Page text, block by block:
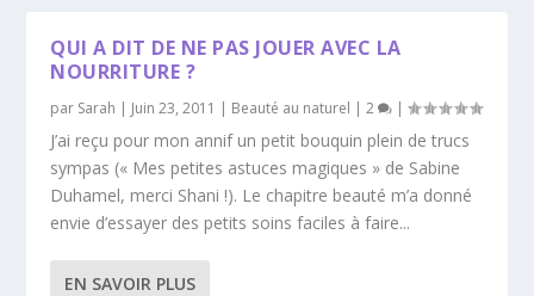
QUI A DIT DE NE PAS JOUER AVEC LA
NOURRITURE ?
par Sarah | Juin 23, 2011 | Beauté au naturel |2 |
J’ai reçu pour mon annif un petit bouquin plein de trucs
sympas (« Mes petites astuces magiques » de Sabine
Duhamel, merci Shani !). Le chapitre beauté m’a donné
envie d’essayer des petits soins faciles à faire...
EN SAVOIR PLUS